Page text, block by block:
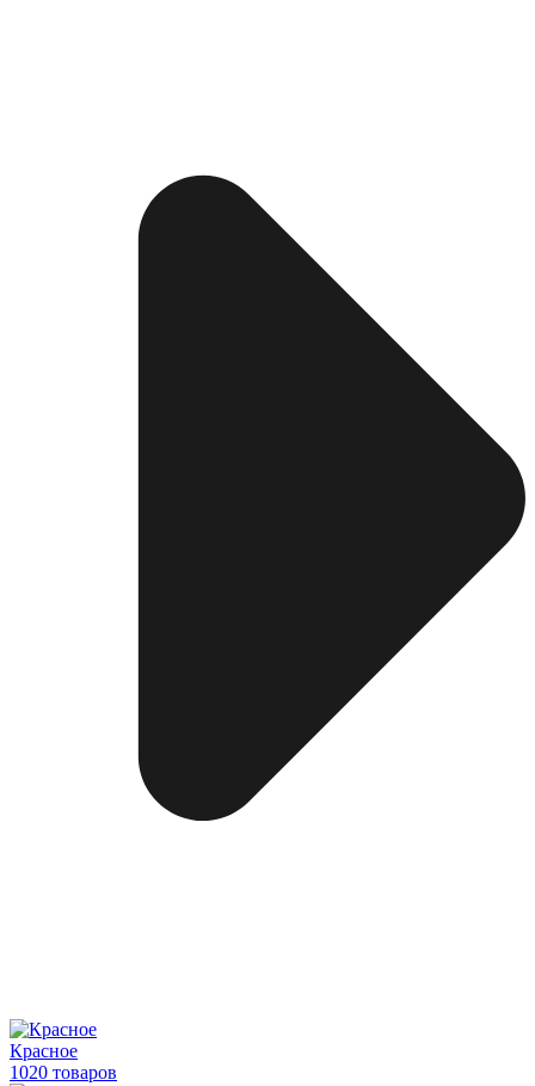
Красное
1020 товаров